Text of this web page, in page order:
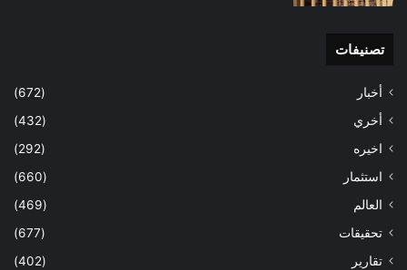
تصنيفات
أخبار
(672)
أخري
(432)
اخيره
(292)
استثمار
(660)
العالم
(469)
تحقيقات
(677)
تقارير
(402)